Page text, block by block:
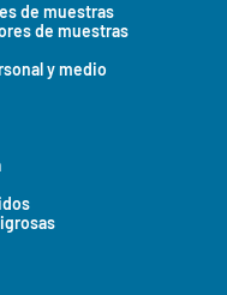
de muestras
de muestras
y medio